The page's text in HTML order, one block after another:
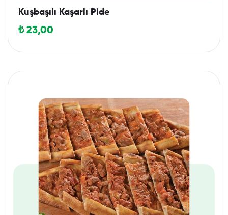
Kuşbaşılı Kaşarlı Pide
₺23,00